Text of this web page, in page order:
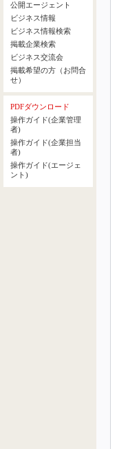
公開エージェント
ビジネス情報
ビジネス情報検索
掲載企業検索
ビジネス交流会
掲載希望の方（お問合
せ）
PDFダウンロード
操作ガイド(企業管理
者)
操作ガイド(企業担当
者)
操作ガイド(エージェ
ント)